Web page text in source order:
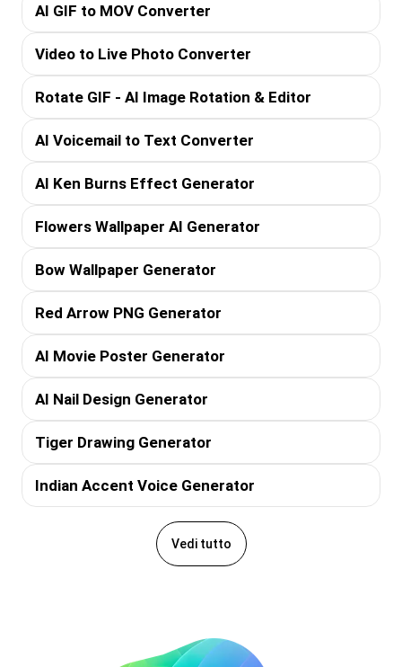
AI GIF to MOV Converter
Video to Live Photo Converter
Rotate GIF - AI Image Rotation & Editor
AI Voicemail to Text Converter
AI Ken Burns Effect Generator
Flowers Wallpaper AI Generator
Bow Wallpaper Generator
Red Arrow PNG Generator
AI Movie Poster Generator
AI Nail Design Generator
Tiger Drawing Generator
Indian Accent Voice Generator
Vedi tutto